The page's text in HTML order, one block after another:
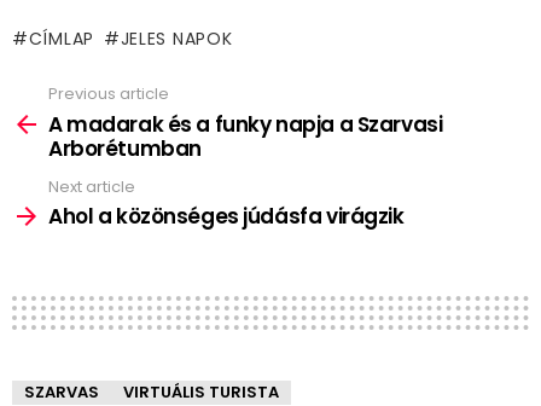
CÍMLAP JELES NAPOK
more
Previous article
A madarak és a funky napja a Szarvasi
Arborétumban
Next article
Ahol a közönséges júdásfa virágzik
SZARVAS VIRTUÁLIS TURISTA